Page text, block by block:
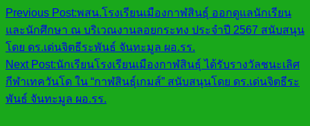
Previous Post:พสน.โรงเรียนเมืองกาฬสินธุ์ ออกดูแลนักเรียน
และนักศึกษา ณ บริเวณงานลอยกระทง ประจำปี 2567 สนับสนุน
โดย ดร.เด่นจิตธีระพันธ์ จันทะมูล ผอ.รร.
Next Post:นักเรียนโรงเรียนเมืองกาฬสินธุ์ ได้รับรางวัลชนะเลิศ
กีฬาเทควันโด ใน “กาฬสินธุ์เกมส์” สนับสนุนโดย ดร.เด่นจิตธีระ
พันธ์ จันทะมูล ผอ.รร.